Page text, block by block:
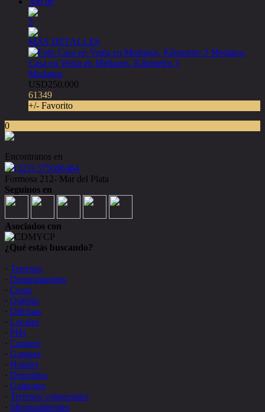
3
MÁS DETALLES
Casa en Venta en Medanos, Kilometro 3
Medanos
USD250.000
61349
+/- Favorito
0
Encontranos en
(223) 575646464
Formosa 212- Mar del Plata
Seguinos en
Asociados con
¿Qué estás buscando?
· Terrenos
· Departamentos
· Casas
· Quintas
· Oficinas
· Locales
· PHs
· Campos
· Garages
· Hoteles
· Depositos
· Galpones
· Terrenos comerciales
· Monoambientes